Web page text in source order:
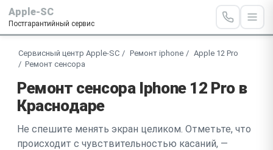
Apple-SC
Постгарантийный сервис
Сервисный центр Apple-SC Ремонт iphone
Apple 12 Pro
Ремонт сенсора
Ремонт сенсора Iphone 12 Pro в
Краснодаре
Не спешите менять экран целиком. Отметьте, что
происходит с чувствительностью касаний, —